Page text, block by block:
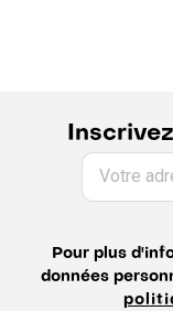
Votre
Pour plus
données